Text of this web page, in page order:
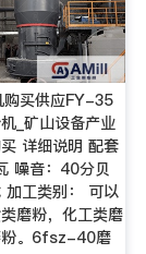
买供应FY-35
_矿山设备产业
详细说明 配套
噪音：40分贝
加工类别： 可以
磨粉，化工类磨
粉。6fsz-40磨